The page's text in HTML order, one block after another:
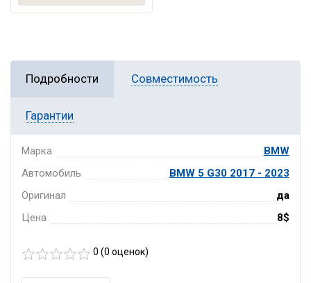
Подробности Совместимость
Гарантии
Марка
BMW
Автомобиль
BMW 5 G30 2017 - 2023
Оригинал
да
Цена
8$
0 (0 оценок)